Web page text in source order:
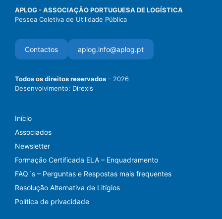
APLOG - ASSOCIAÇÃO PORTUGUESA DE LOGÍSTICA
Pessoa Coletiva de Utilidade Pública
Contactos aplog.info@aplog.pt
Todos os direitos reservados - 2026
Desenvolvimento: Direxis
Início
Associados
Newsletter
Formação Certificada ELA – Enquadramento
FAQ´s – Perguntas e Respostas mais frequentes
Resolução Alternativa de Litígios
Política de privacidade